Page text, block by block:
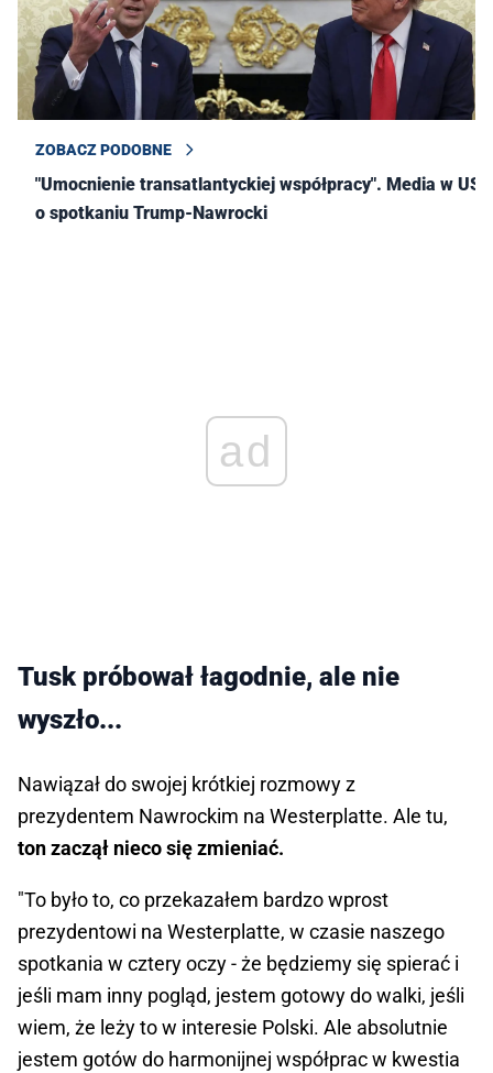
ZOBACZ PODOBNE
"Umocnienie transatlantyckiej współpracy". Media w USA
o spotkaniu Trump-Nawrocki
ad
Tusk próbował łagodnie, ale nie
wyszło...
Nawiązał do swojej krótkiej rozmowy z
prezydentem Nawrockim na Westerplatte. Ale tu,
ton zaczął nieco się zmieniać.
"To było to, co przekazałem bardzo wprost
prezydentowi na Westerplatte, w czasie naszego
spotkania w cztery oczy - że będziemy się spierać i
jeśli mam inny pogląd, jestem gotowy do walki, jeśli
wiem, że leży to w interesie Polski. Ale absolutnie
jestem gotów do harmonijnej współprac w kwestia